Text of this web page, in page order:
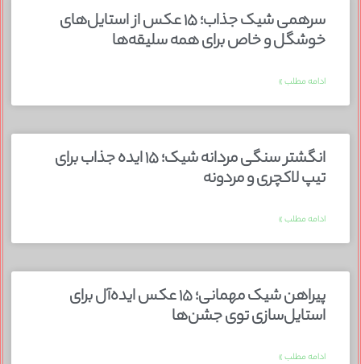
سرهمی شیک جذاب؛ ۱۵ عکس از استایل‌های
خوشگل و خاص برای همه سلیقه‌ها
ادامه مطلب »
انگشتر سنگی مردانه شیک؛ ۱۵ ایده جذاب برای
تیپ لاکچری و مردونه
ادامه مطلب »
پیراهن شیک مهمانی؛ ۱۵ عکس ایده‌آل برای
استایل‌سازی توی جشن‌ها
ادامه مطلب »